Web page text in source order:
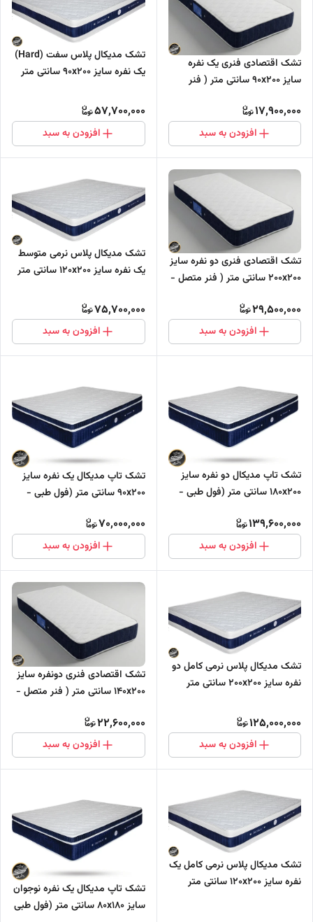
تشک اقتصادی فنری یک نفره
سایز 90x200 سانتی متر ( فنر
17,900,000
افزودن به سبد
تشک مدیکال پلاس سفت (Hard)
یک نفره سایز 90x200 سانتی متر
بدون فنر)
57,700,000
افزودن به سبد
تشک اقتصادی فنری دو نفره سایز
200x200 سانتی متر ( فنر متصل -
29,500,000
افزودن به سبد
تشک مدیکال پلاس نرمی متوسط
یک نفره سایز 120x200 سانتی متر
بدون فنر)
75,700,000
افزودن به سبد
تشک تاپ مدیکال دو نفره سایز
180x200 سانتی متر (فول طبی -
139,600,000
افزودن به سبد
تشک تاپ مدیکال یک نفره سایز
90x200 سانتی متر (فول طبی -
70,000,000
افزودن به سبد
تشک مدیکال پلاس نرمی کامل دو
نفره سایز 200x200 سانتی متر
بدون فنر)
125,000,000
افزودن به سبد
تشک اقتصادی فنری دونفره سایز
140x200 سانتی متر ( فنر متصل -
22,600,000
افزودن به سبد
تشک مدیکال پلاس نرمی کامل یک
نفره سایز 120x200 سانتی متر
تشک تاپ مدیکال یک نفره نوجوان
سایز 80x180 سانتی متر (فول طبی